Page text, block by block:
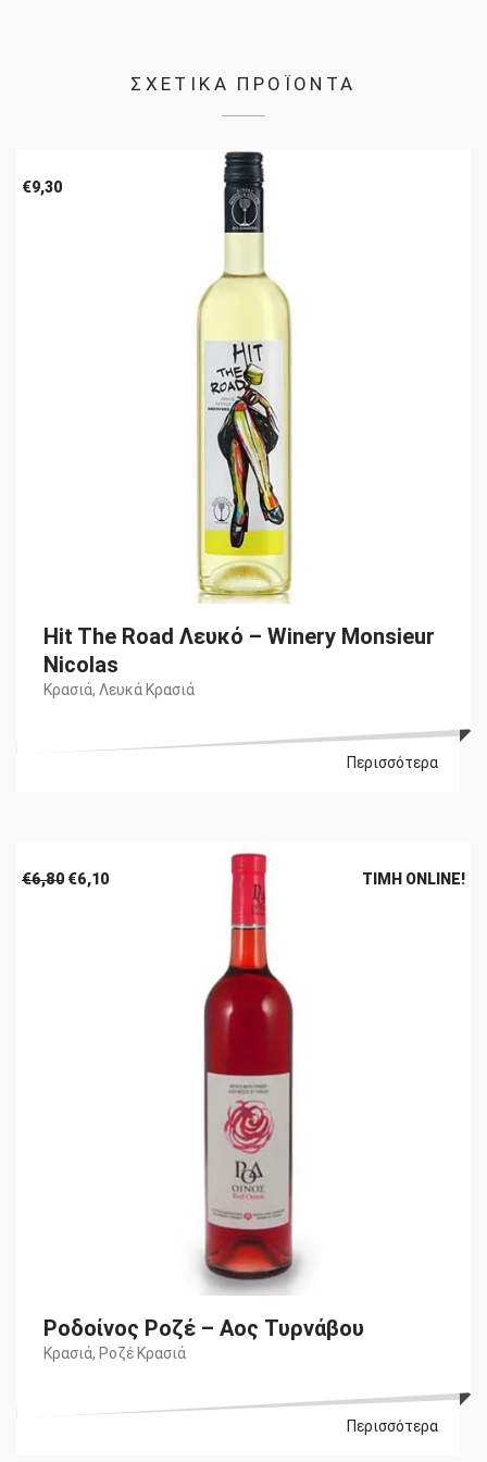
ΣΧΕΤΙΚΑ ΠΡΟΪΟΝΤΑ
€9,30
Hit The Road Λευκό – Winery Monsieur
Nicolas
Κρασιά, Λευκά Κρασιά
Περισσότερα
€6,80 Original
€6,10Η
ΤΙΜΉ ONLINE!
Ροδοίνος Ροζέ – Αος Τυρνάβου
Κρασιά, Ροζέ Κρασιά
Περισσότερα